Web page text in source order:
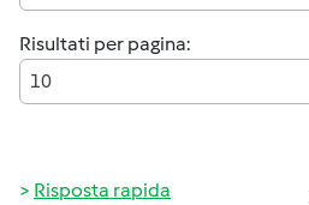
Risultati per pagina:
10
Risposta rapida